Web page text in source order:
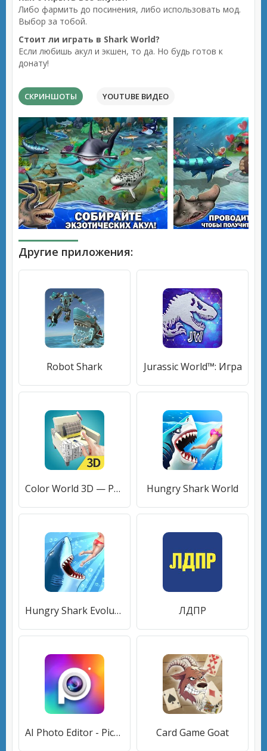
Либо фармить до посинения, либо использовать мод.
Выбор за тобой.
Стоит ли играть в Shark World?
Если любишь акул и экшен, то да. Но будь готов к
донату!
СКРИНШОТЫ YOUTUBE ВИДЕО
Другие приложения:
Robot Shark Jurassic World™: Игра
Color World 3D — Раскраска по цифрам Hungry Shark World
Hungry Shark Evolution ЛДПР
AI Photo Editor - Picshiner Card Game Goat